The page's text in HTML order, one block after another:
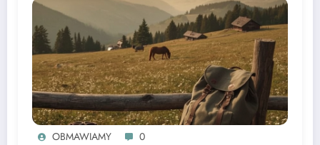
OBMAWIAMY 0